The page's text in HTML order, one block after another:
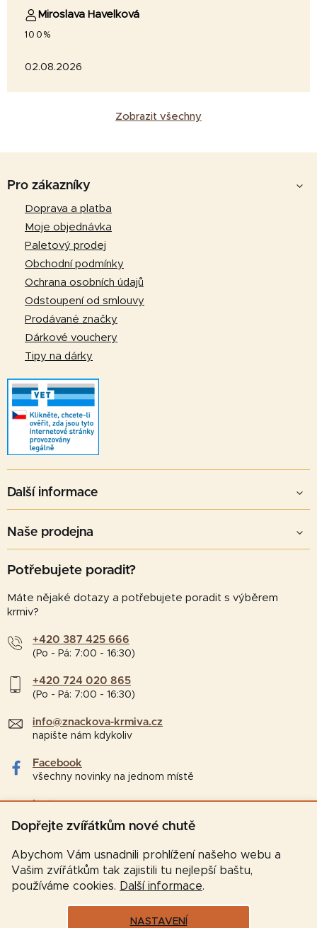
Dopřejte zvířátkům nové chutě
Abychom Vám usnadnili prohlížení našeho webu a
Vašim zvířátkům tak zajistili tu nejlepší baštu,
používáme cookies. Další informace.
NASTAVENÍ
Miroslava Havelková
100%
02.08.2026
Zobrazit všechny
Pro zákazníky
Doprava a platba
Moje objednávka
Paletový prodej
Obchodní podmínky
Ochrana osobních údajů
Odstoupení od smlouvy
Prodávané značky
Dárkové vouchery
Tipy na dárky
Další informace
Naše prodejna
Potřebujete poradit?
Máte nějaké dotazy a potřebujete poradit s výběrem
krmiv?
+420 387 425 666
(Po - Pá: 7:00 - 16:30)
+420 724 020 865
(Po - Pá: 7:00 - 16:30)
info@znackova-krmiva.cz
napište nám kdykoliv
Facebook
všechny novinky na jednom místě
Instagram
tipy a zajímavosti pro chovatele